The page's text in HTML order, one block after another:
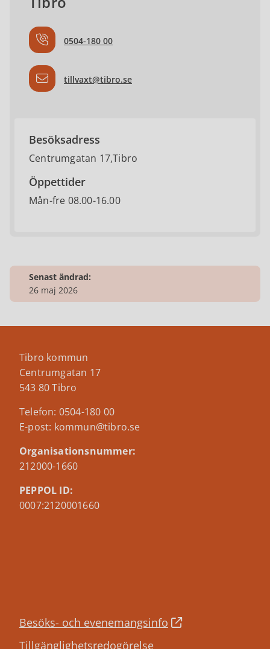
0504-180 00
tillvaxt@tibro.se
Besöksadress
Centrumgatan 17,Tibro
Öppettider
Mån-fre 08.00-16.00
Senast ändrad:
26 maj 2026
Tibro kommun
Centrumgatan 17
543 80 Tibro
Telefon: 0504-180 00
E-post: kommun@tibro.se
Organisationsnummer:
212000-1660
PEPPOL ID:
0007:2120001660
Besöks- och evenemangsinfo
Tillgänglighetsredogörelse